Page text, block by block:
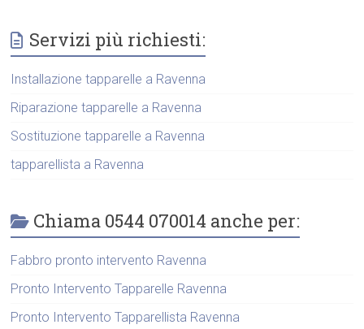
Servizi più richiesti:
Installazione tapparelle a Ravenna
Riparazione tapparelle a Ravenna
Sostituzione tapparelle a Ravenna
tapparellista a Ravenna
Chiama 0544 070014 anche per:
Fabbro pronto intervento Ravenna
Pronto Intervento Tapparelle Ravenna
Pronto Intervento Tapparellista Ravenna